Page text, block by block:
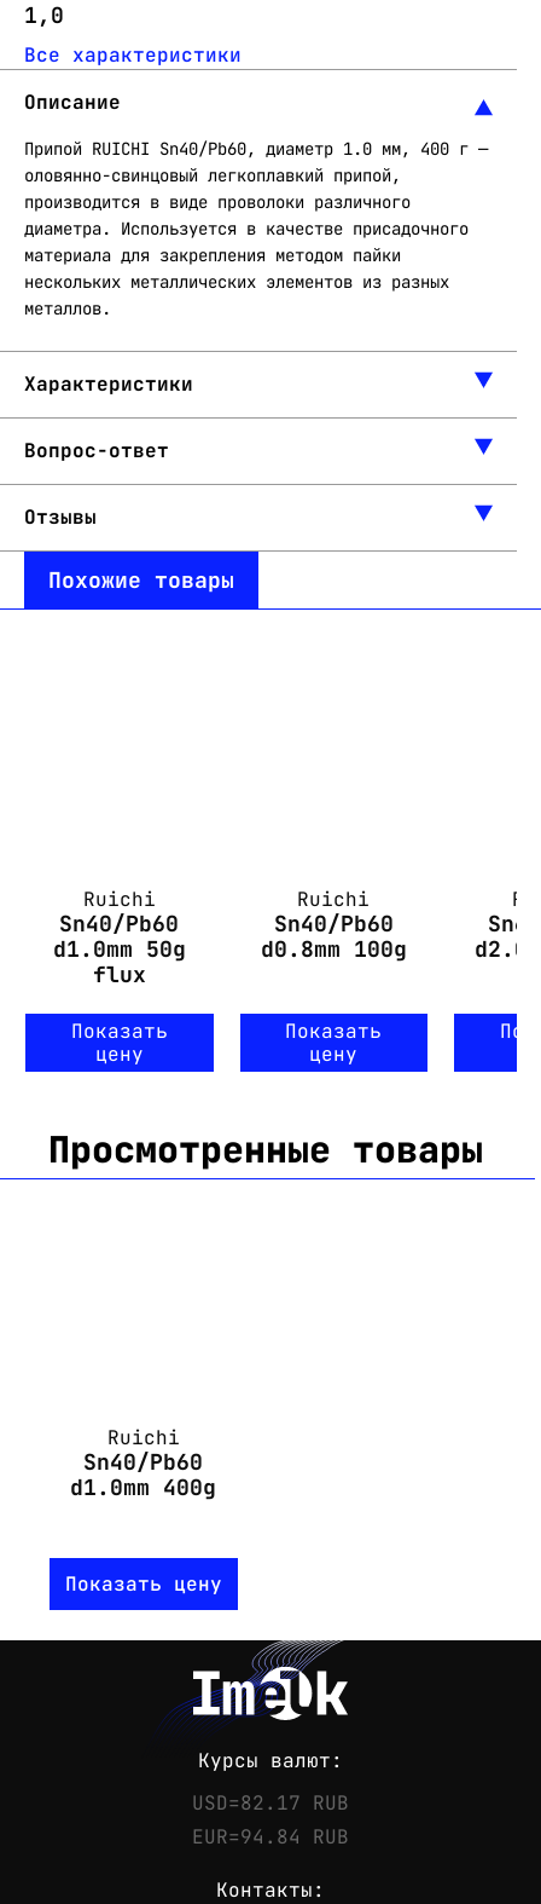
1,0
Все характеристики
Описание
Припой RUICHI Sn40/Pb60, диаметр 1.0 мм, 400 г —
оловянно-свинцовый легкоплавкий припой,
производится в виде проволоки различного
диаметра. Используется в качестве присадочного
материала для закрепления методом пайки
нескольких металлических элементов из разных
металлов.
Характеристики
Вопрос-ответ
Отзывы
Похожие товары
Ruichi
Sn40/Pb60
d1.0mm 50g
flux
Показать
цену
Ruichi
Sn40/Pb60
d0.8mm 100g
Показать
цену
Просмотренные товары
Ruichi
Sn40/Pb60
d1.0mm 400g
Показать цену
Курсы валют:
USD=82.17 RUB
EUR=94.84 RUB
Контакты: